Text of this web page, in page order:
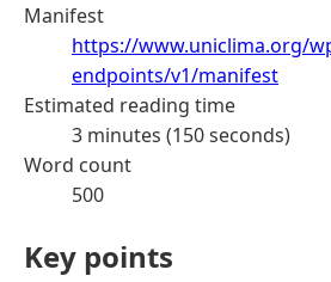
Manifest
https://www.uniclima.org/
endpoints/v1/manifest
Estimated reading time
3 minutes (150 seconds)
Word count
500
Key points